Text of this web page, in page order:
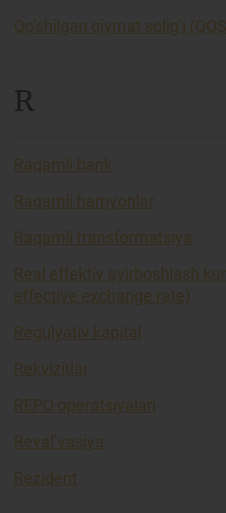
Qo’shilgan qiymat solig’i
R
Raqamli bank
Raqamli hamyonlar
Raqamli transformatsiya
Real effektiv ayirboshlash
effective exchange rate)
Regulyativ kapital
Rekvizitlar
REPO operatsiyalari
Reval’vasiya
Rezident